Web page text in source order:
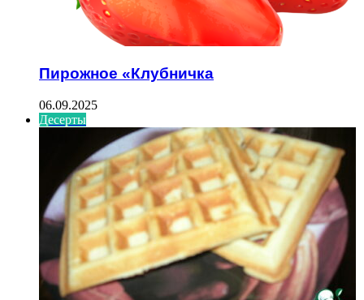
Пирожное «Клубничка
06.09.2025
Десерты